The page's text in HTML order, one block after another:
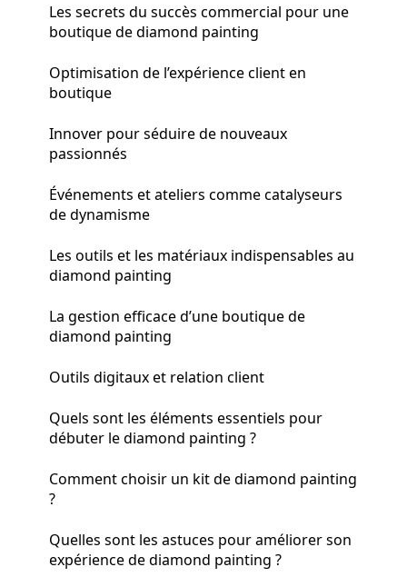
Les secrets du succès commercial pour une
boutique de diamond painting
Optimisation de l’expérience client en
boutique
Innover pour séduire de nouveaux
passionnés
Événements et ateliers comme catalyseurs
de dynamisme
Les outils et les matériaux indispensables au
diamond painting
La gestion efficace d’une boutique de
diamond painting
Outils digitaux et relation client
Quels sont les éléments essentiels pour
débuter le diamond painting ?
Comment choisir un kit de diamond painting
?
Quelles sont les astuces pour améliorer son
expérience de diamond painting ?